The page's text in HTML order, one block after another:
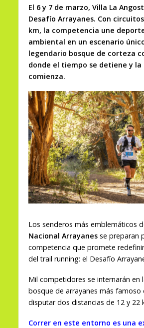
El 6 y 7 de marzo, Villa La
Desafío Arrayanes. Con
km, la competencia une
ambiental en un escenario
legendario bosque de corteza
donde el tiempo se detiene y
comienza.
Los senderos más emblemáticos
Nacional Arrayanesse preparan
competencia que promete
del trail running: el Desafío
Mil competidores se internarán en
bosque de arrayanes más famoso
disputar dos distancias de 12 y 22
Correr en este entorno es una